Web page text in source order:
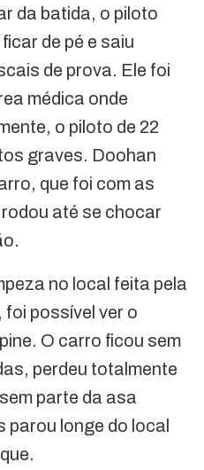
da batida, o piloto
de pé e saiu
de prova. Ele foi
médica onde
o piloto de 22
graves. Doohan
que foi com as
até se chocar
no local feita pela
possível ver o
O carro ficou sem
perdeu totalmente
parte da asa
parou longe do local